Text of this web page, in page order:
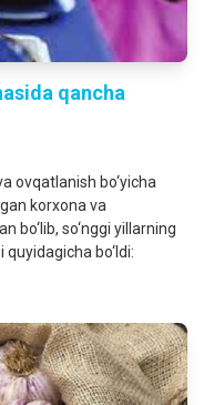
qancha
ovqatlanish bo‘yicha
korxona va
bo‘lib, so‘nggi yillarning
bo‘ldi: